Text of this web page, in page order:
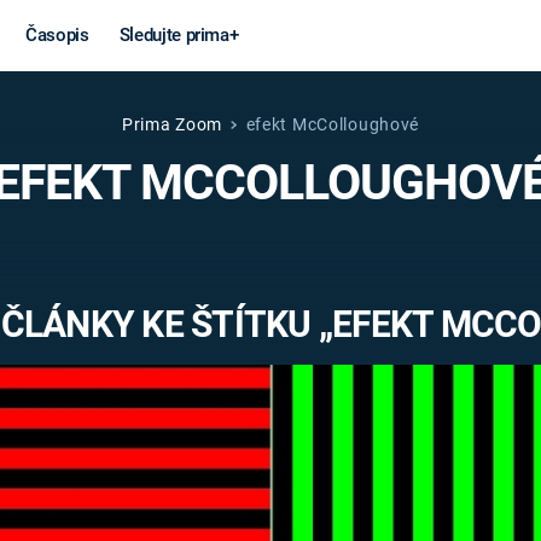
Časopis Sledujte prima+
Věda a
technika
MARS
Války
VÁLEČNÉ
Záhady a
Prima Zoom efekt McColloughové
KE ŠTÍTKU „EFEKT